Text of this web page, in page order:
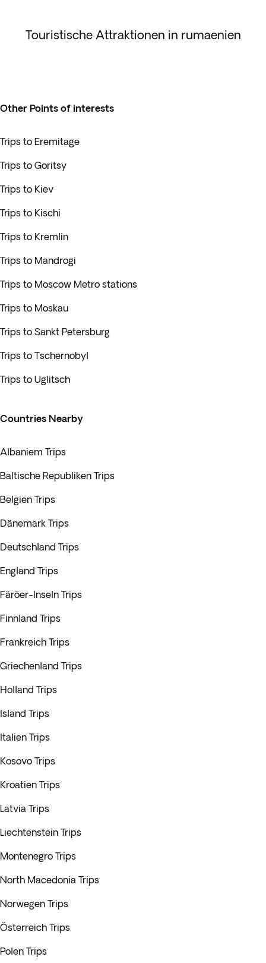
Touristische Attraktionen in rumaenien
Other Points of interests
Trips to Eremitage
Trips to Goritsy
Trips to Kiev
Trips to Kischi
Trips to Kremlin
Trips to Mandrogi
Trips to Moscow Metro stations
Trips to Moskau
Trips to Sankt Petersburg
Trips to Tschernobyl
Trips to Uglitsch
Countries Nearby
Albaniem Trips
Baltische Republiken Trips
Belgien Trips
Dänemark Trips
Deutschland Trips
England Trips
Färöer-Inseln Trips
Finnland Trips
Frankreich Trips
Griechenland Trips
Holland Trips
Island Trips
Italien Trips
Kosovo Trips
Kroatien Trips
Latvia Trips
Liechtenstein Trips
Montenegro Trips
North Macedonia Trips
Norwegen Trips
Österreich Trips
Polen Trips